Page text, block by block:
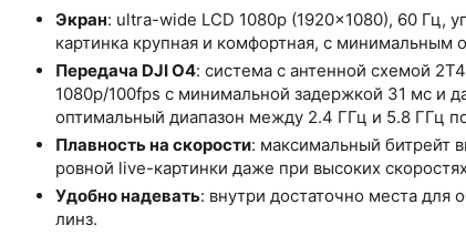
Экран: ultra-wide LCD 1080p (1920×1080), 60 Гц,
картинка крупная и комфортная, с минимальным
Передача DJI O4: система с антенной схемой
1080p/100fps с минимальной задержкой 31 мс и
оптимальный диапазон между 2.4 ГГц и 5.8 ГГц
Плавность на скорости: максимальный битрейт
ровной live-картинки даже при высоких
Удобно надевать: внутри достаточно места для
линз.